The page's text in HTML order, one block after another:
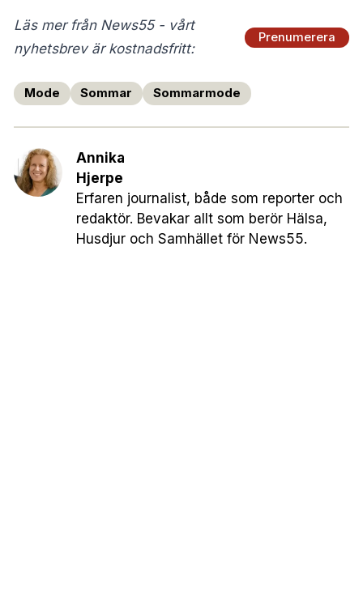
Läs mer från News55 - vårt
nyhetsbrev är kostnadsfritt:
Prenumerera
Mode Sommar Sommarmode
Annika
Hjerpe
Erfaren journalist, både som reporter och
redaktör. Bevakar allt som berör Hälsa,
Husdjur och Samhället för News55.